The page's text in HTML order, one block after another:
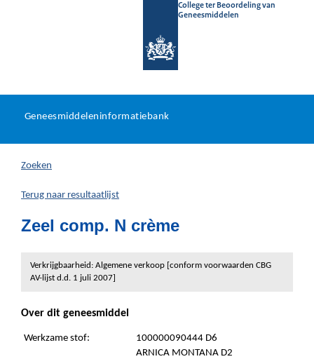
College ter Beoordeling van
Geneesmiddelen
U
hier:
Geneesmiddeleninformatiebank
Zoeken
Terug naar resultaatlijst
Zeel comp. N crème
Verkrijgbaarheid: Algemene verkoop [conform voorwaarden CBG
AV-lijst d.d. 1 juli 2007]
Over dit geneesmiddel
Werkzame stof:
100000090444 D6
ARNICA MONTANA D2